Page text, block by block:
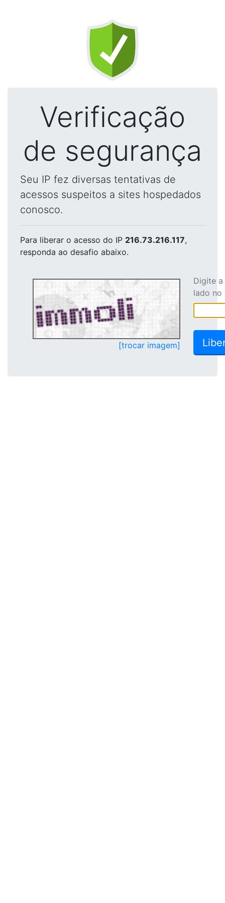
Verificação
de segurança
Seu IP fez diversas tentativas de
acessos suspeitos a sites hospedados
conosco.
Para liberar o acesso do IP 216.73.216.117,
responda ao desafio abaixo.
[trocar imagem]
Digite
lado no